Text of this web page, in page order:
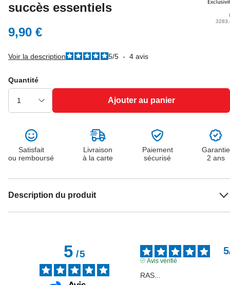
succès essentiels
9,90 €
Voir la description 5/5 - 4 avis
Quantité
Ajouter au panier
Satisfait
ou remboursé
Livraison
à la carte
Paiement
sécurisé
Garantie
2 ans
Description du produit
5/5 5
Avis vérifié
RAS...